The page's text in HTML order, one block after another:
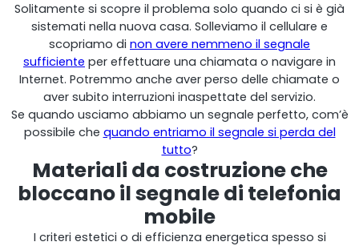
Ripetitore OS6
Operatore singolo. Ripetitore commerciale
Solitamente si scopre il problema solo quando ci si è già
sistemati nella nuova casa. Solleviamo il cellulare e
scopriamo di non avere nemmeno il segnale
sufficiente per effettuare una chiamata o navigare in
Internet. Potremmo anche aver perso delle chiamate o
aver subito interruzioni inaspettate del servizio.
Se quando usciamo abbiamo un segnale perfetto, com’è
possibile che quando entriamo il segnale si perda del
tutto?
Materiali da costruzione che
bloccano il segnale di telefonia
mobile
I criteri estetici o di efficienza energetica spesso si